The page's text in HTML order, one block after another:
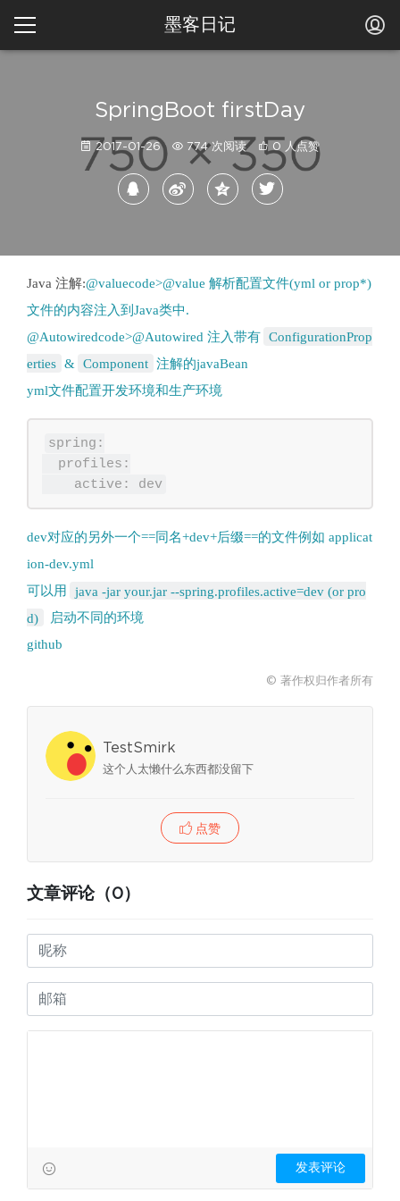
墨客日记
SpringBoot firstDay
2017-01-26 774 次阅读 0 人点赞
Java 注解:@valuecode>@value 解析配置文件(yml or prop*)
@Autowiredcode>@Autowired 注入带有 ConfigurationProp
erties & Component 注解的javaBean
yml文件配置开发环境和生产环境
spring:
    active: dev
dev对应的另外一个==同名+dev+后缀==的文件例如 applicat
ion-dev.yml
可以用
java -jar your.jar --spring.profiles.active=dev (or pro
d)
github
© 著作权归作者所有
TestSmirk
这个人太懒什么东西都没留下
点赞
文章评论（0）